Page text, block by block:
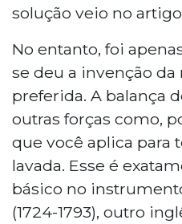
solução veio no artigo
No entanto, foi
se deu a invenção
preferida. A balança
outras forças como,
que você aplica para
lavada. Esse é
básico no
(1724-1793), outro